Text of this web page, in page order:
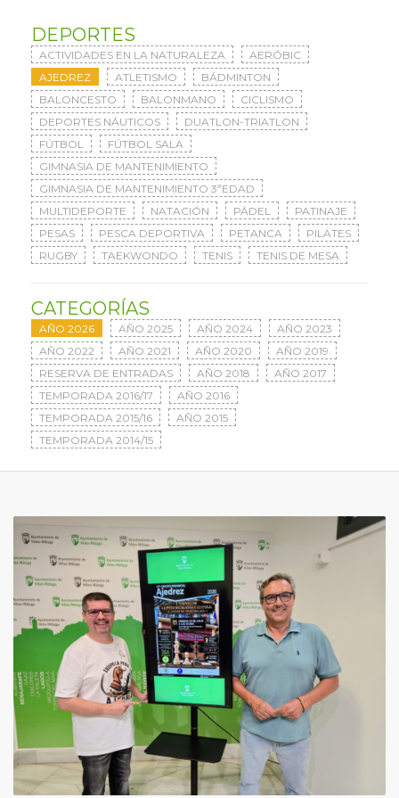
DEPORTES
ACTIVIDADES EN LA NATURALEZA
AERÓBIC
AJEDREZ
ATLETISMO
BÁDMINTON
BALONCESTO
BALONMANO
CICLISMO
DEPORTES NÁUTICOS
DUATLON-TRIATLON
FÚTBOL
FÚTBOL SALA
GIMNASIA DE MANTENIMIENTO
GIMNASIA DE MANTENIMIENTO 3ªEDAD
MULTIDEPORTE
NATACIÓN PÁDEL
PATINAJE
PESAS
PESCA DEPORTIVA PETANCA
PILATES
RUGBY
TAEKWONDO TENIS TENIS DE MESA
CATEGORÍAS
AÑO 2026 AÑO 2025 AÑO 2024
AÑO 2023
AÑO 2022
AÑO 2021 AÑO 2020
AÑO 2019
RESERVA DE ENTRADAS
AÑO 2018
AÑO 2017
TEMPORADA 2016/17
AÑO 2016
TEMPORADA 2015/16
AÑO 2015
TEMPORADA 2014/15